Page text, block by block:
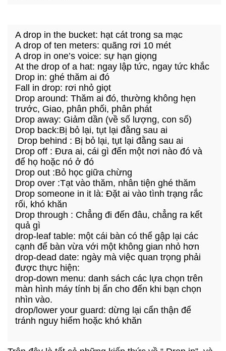
A drop in the bucket: hạt cát trong sa mạc
A drop of ten meters: quãng rơi 10 mét
A drop in one’s voice: sự hạn giọng
At the drop of a hat: ngay lập tức, ngay tức khắc
Drop in: ghé thăm ai đó
Fall in drop: rơi nhỏ giọt
Drop around: Thăm ai đó, thường không hẹn
trước, Giao, phân phối, phân phát
Drop away: Giảm dần (về số lượng, con số)
Drop back:Bị bỏ lại, tụt lại đằng sau ai
Drop behind : Bị bỏ lại, tụt lại đằng sau ai
Drop off : Đưa ai, cái gì đến một nơi nào đó và
để họ hoặc nó ở đó
Drop out :Bỏ học giữa chừng
Drop over :Tạt vào thăm, nhân tiện ghé thăm
Drop someone in it là: Đặt ai vào tình trạng rắc
rối, khó khăn
Drop through : Chẳng đi đến đâu, chẳng ra kết
quả gì
drop-leaf table: một cái bàn có thể gập lại các
cạnh để bàn vừa với một không gian nhỏ hơn
drop-dead date: ngày mà việc quan trọng phải
được thực hiện:
drop-down menu: danh sách các lựa chọn trên
màn hình máy tính bị ẩn cho đến khi bạn chọn
nhìn vào.
drop/lower your guard: dừng lại cẩn thận để
tránh nguy hiểm hoặc khó khăn